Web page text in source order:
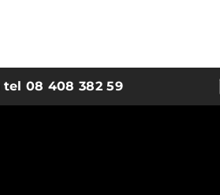
tel 08 408 382 59